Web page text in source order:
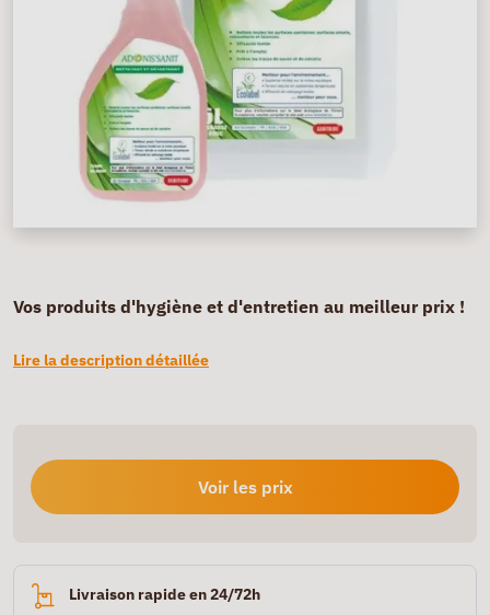
Vos produits d'hygiène et d'entretien au meilleur prix !
Lire la description détaillée
Voir les prix
Livraison rapide en 24/72h